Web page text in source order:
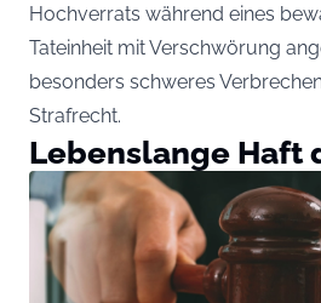
Hochverrats während eines
Tateinheit mit Verschwörung
besonders schweres
Strafrecht.
Lebenslange Haft